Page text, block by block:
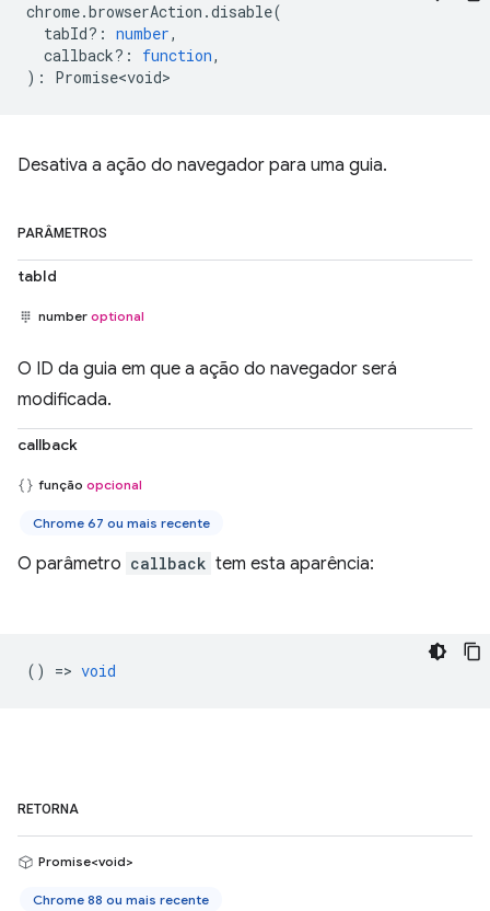
chrome.browserAction .disable(
tabId? : number,
callback? : function,
) : Promise<void>
Desativa a ação do navegador para uma guia.
PARÂMETROS
tabId
number optional
O ID da guia em que a ação do navegador será
modificada.
callback
função opcional
Chrome 67 ou mais recente
O parâmetro callback tem esta aparência:
() => void
RETORNA
Promise<void>
Chrome 88 ou mais recente